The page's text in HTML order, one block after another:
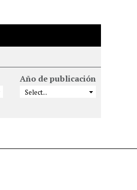
Año de publicación